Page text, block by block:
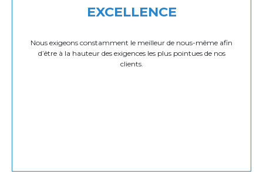
EXCELLENCE
Nous exigeons constamment le meilleur de nous-même afin
d’être à la hauteur des exigences les plus pointues de nos
clients.